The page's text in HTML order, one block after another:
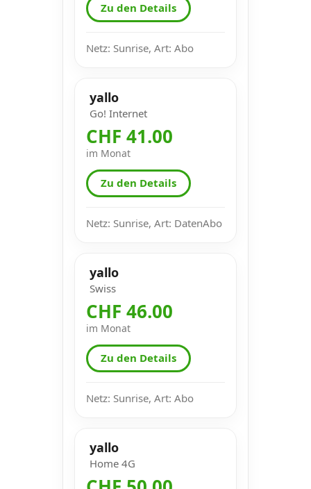
Zu den Details
Netz: Sunrise, Art: Abo
yallo
Go! Internet
CHF 41.00
im Monat
Zu den Details
Netz: Sunrise, Art: DatenAbo
yallo
Swiss
CHF 46.00
im Monat
Zu den Details
Netz: Sunrise, Art: Abo
yallo
Home 4G